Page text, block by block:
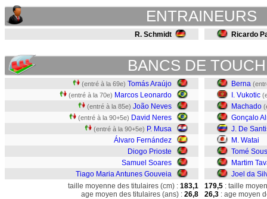
ENTRAINEURS
R. Schmidt Ricardo
BANCS DE
(entré à la 69e) Tomás Araújo
(entré à la 70e) Marcos Leonardo
(entré à la 85e) João Neves
(entré à la 90+5e) David Neres
(entré à la 90+5e) P. Musa
Álvaro Fernández
Diogo Prioste
Samuel Soares
Tiago Maria Antunes Gouveia
Berna
I. Vukotic
Machado
Gonçalo
J. De
M. Watai
Tomé
Martim
Joel da
taille moyenne des titulaires (cm) : 183,1
age moyen des titulaires (ans) : 26,8
179,5 : taille
26,3 : age moyen